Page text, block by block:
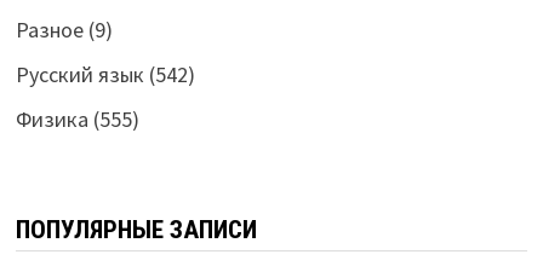
Разное(9)
Русский язык (542)
Физика (555)
ПОПУЛЯРНЫЕ ЗАПИСИ